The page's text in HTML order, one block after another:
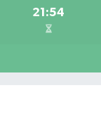
21:54